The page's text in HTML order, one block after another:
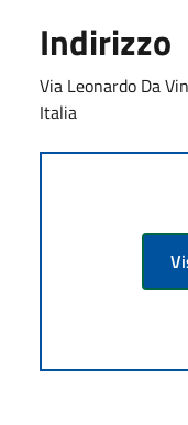
Indirizzo
Via Leonardo Da
Italia